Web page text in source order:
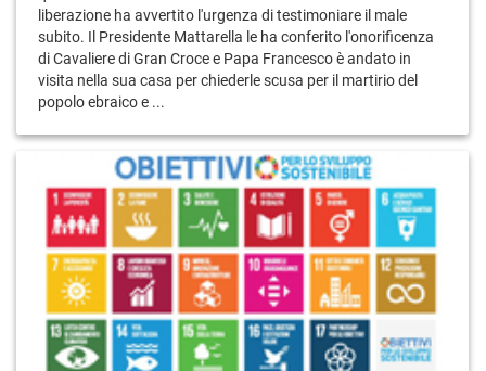
liberazione ha avvertito l'urgenza di testimoniare il male
subito. Il Presidente Mattarella le ha conferito l'onorificenza
di Cavaliere di Gran Croce e Papa Francesco è andato in
visita nella sua casa per chiederle scusa per il martirio del
popolo ebraico e ...